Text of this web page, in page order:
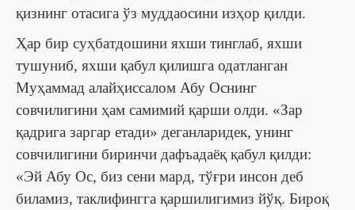
қизнинг отасига ўз муддаосини изҳор қилди.
Ҳар бир суҳбатдошини яхши тинглаб, яхши
тушуниб, яхши қабул қилишга одатланган
Муҳаммад алайҳиссалом Абу Оснинг
совчилигини ҳам самимий қарши олди. «Зар
қадрига заргар етади» деганларидек, унинг
совчилигини биринчи дафъадаёқ қабул қилди:
«Эй Абу Ос, биз сени мард, тўғри инсон деб
биламиз, таклифингга қаршилигимиз йўқ. Бироқ